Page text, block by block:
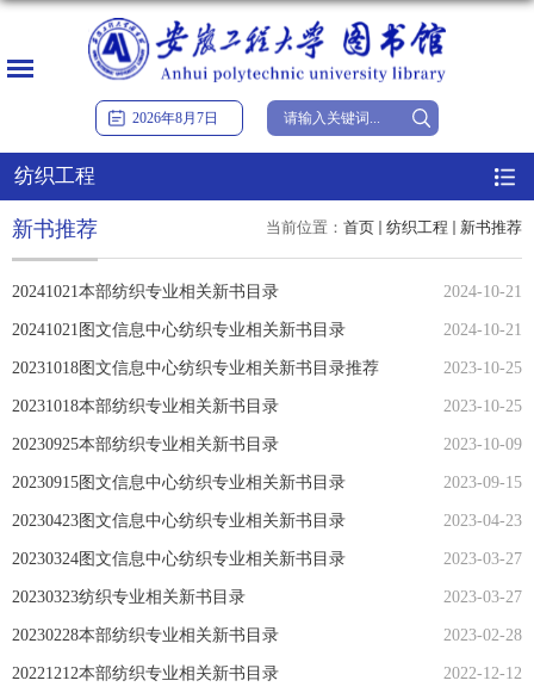
2026年8月7日
纺织工程
当前位置： 首页 纺织工程 新书推荐
新书推荐
20241021本部纺织专业相关新书目录 2024-10-21
20241021图文信息中心纺织专业相关新书目录 2024-10-21
20231018图文信息中心纺织专业相关新书目录推荐 2023-10-25
20231018本部纺织专业相关新书目录 2023-10-25
20230925本部纺织专业相关新书目录 2023-10-09
20230915图文信息中心纺织专业相关新书目录 2023-09-15
20230423图文信息中心纺织专业相关新书目录 2023-04-23
20230324图文信息中心纺织专业相关新书目录 2023-03-27
20230323纺织专业相关新书目录 2023-03-27
20230228本部纺织专业相关新书目录 2023-02-28
20221212本部纺织专业相关新书目录 2022-12-12